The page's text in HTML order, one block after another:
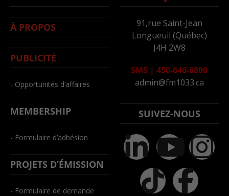
À PROPOS
PUBLICITÉ
- Opportunités d’affaires
MEMBERSHIP
- Formulaire d’adhésion
PROJETS D’ÉMISSION
- Formulaire de demande
91,rue Saint-Jean
Longueuil (Québec)
J4H 2W8
SMS | 450-646-6800
admin@fm1033.ca
SUIVEZ-NOUS